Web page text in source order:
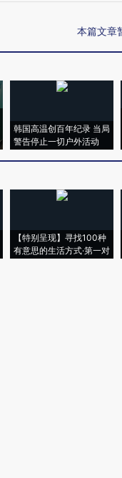
本篇文章
韩国高温创百年纪录 当局
警告停止一切户外活动
【特别呈现】寻找100种
有意思的生活方式·第一对